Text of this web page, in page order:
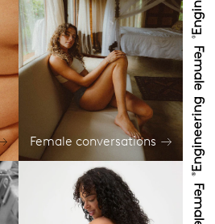
Female conversations